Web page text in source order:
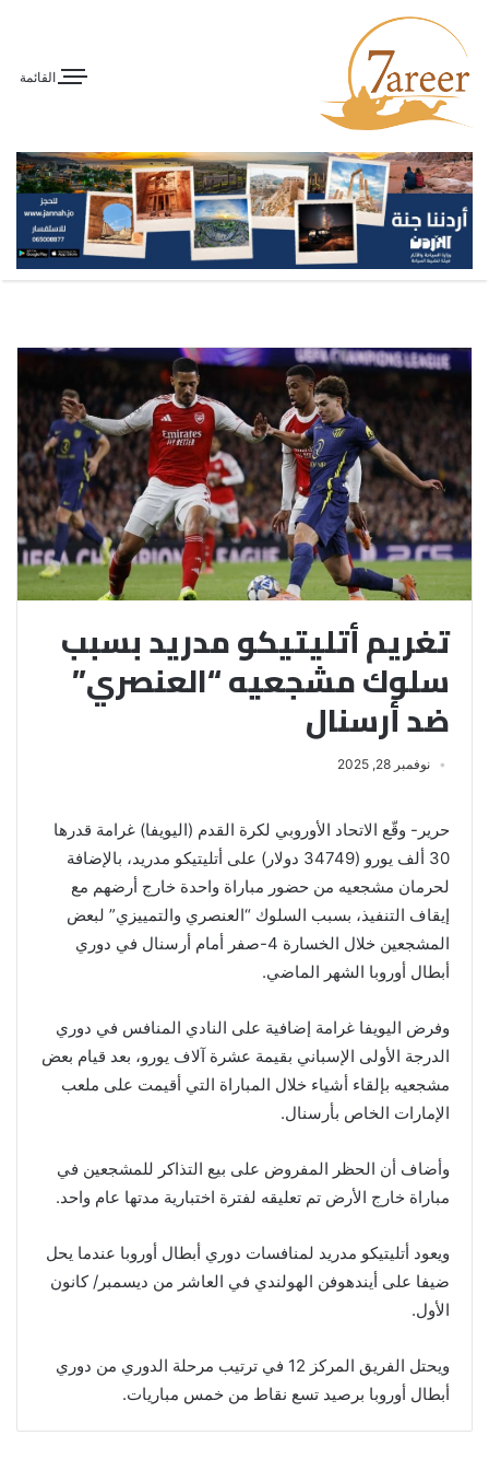
القائمة
تغريم أتليتيكو مدريد بسبب
سلوك مشجعيه “العنصري”
ضد أرسنال
نوفمبر 28, 2025
حرير- وقّع الاتحاد الأوروبي لكرة القدم (اليويفا) غرامة قدرها
30 ألف يورو (34749 دولار) على أتليتيكو مدريد، بالإضافة
لحرمان مشجعيه من حضور مباراة واحدة خارج أرضهم مع
إيقاف التنفيذ، بسبب السلوك “العنصري والتمييزي” لبعض
المشجعين خلال الخسارة 4-صفر أمام أرسنال في دوري
أبطال أوروبا الشهر الماضي.
وفرض اليويفا غرامة إضافية على النادي المنافس في دوري
الدرجة الأولى الإسباني بقيمة عشرة آلاف يورو، بعد قيام بعض
مشجعيه بإلقاء أشياء خلال المباراة التي أقيمت على ملعب
الإمارات الخاص بأرسنال.
وأضاف أن الحظر المفروض على بيع التذاكر للمشجعين في
مباراة خارج الأرض تم تعليقه لفترة اختبارية مدتها عام واحد.
ويعود أتليتيكو مدريد لمنافسات دوري أبطال أوروبا عندما يحل
ضيفا على أيندهوفن الهولندي في العاشر من ديسمبر/ كانون
الأول.
ويحتل الفريق المركز 12 في ترتيب مرحلة الدوري من دوري
أبطال أوروبا برصيد تسع نقاط من خمس مباريات.